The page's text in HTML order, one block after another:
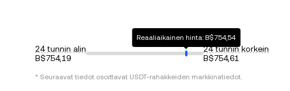
24 tunnin alin
B$754,19
Reaaliaikainen hinta: B$754,54
24 tunnin korkein
B$754,61
* Seuraavat tiedot osoittavat USDT-rahakkeiden markkinatiedot.